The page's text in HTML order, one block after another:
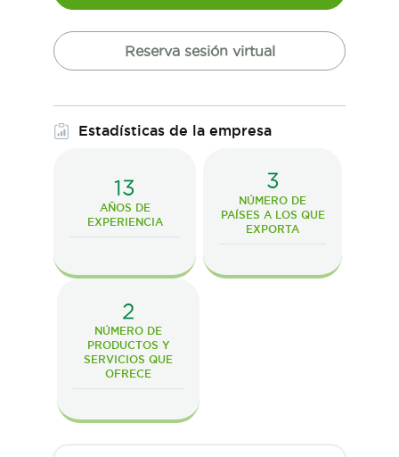
Reserva sesión virtual
Estadísticas de la empresa
13
AÑOS DE
EXPERIENCIA
3
NÚMERO DE
PAÍSES A LOS QUE
EXPORTA
2
NÚMERO DE
PRODUCTOS Y
SERVICIOS QUE
OFRECE